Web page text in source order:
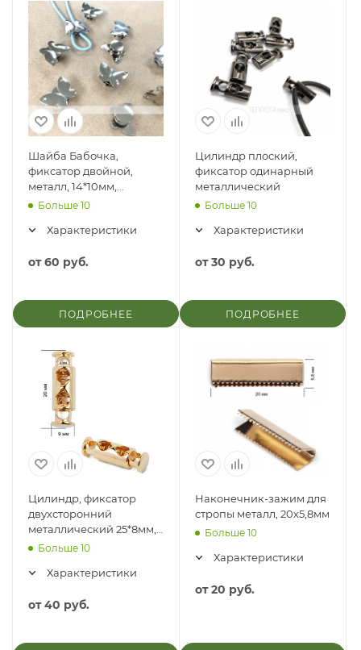
Шайба Бабочка,
фиксатор двойной,
металл, 14*10мм,
отверстие 3,5мм
Больше 10
Характеристики
от60 руб.
ПОДРОБНЕЕ
Цилиндр плоский,
фиксатор одинарный
металлический
Больше 10
Характеристики
от30 руб.
ПОДРОБНЕЕ
Цилиндр, фиксатор
двухсторонний
металлический 25*8мм,
отверстие 4мм 5339
Больше 10
Характеристики
от40 руб.
Наконечник-зажим для
стропы металл, 20х5,8мм
Больше 10
Характеристики
от20 руб.